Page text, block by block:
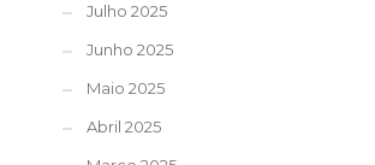
Julho 2025
Junho 2025
Maio 2025
Abril 2025